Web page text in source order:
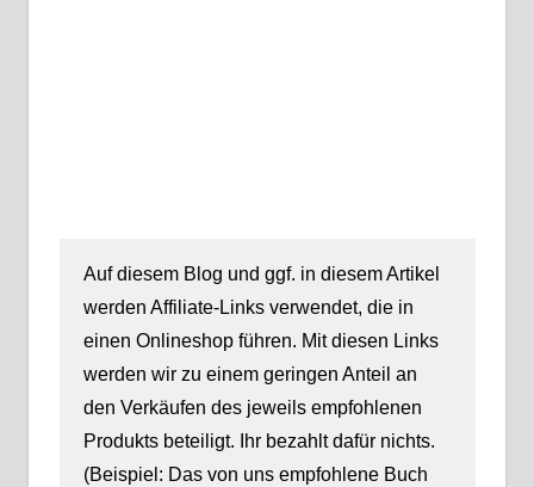
Auf diesem Blog und ggf. in diesem Artikel
werden Affiliate-Links verwendet, die in
einen Onlineshop führen. Mit diesen Links
werden wir zu einem geringen Anteil an
den Verkäufen des jeweils empfohlenen
Produkts beteiligt. Ihr bezahlt dafür nichts.
(Beispiel: Das von uns empfohlene Buch